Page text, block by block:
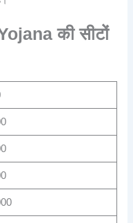
की सीटों